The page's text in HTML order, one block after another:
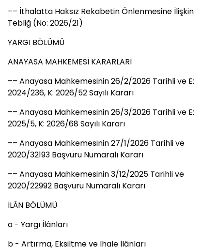
–– İthalatta Haksız Rekabetin Önlenmesine İlişkin
Tebliğ (No: 2026/21)
YARGI BÖLÜMÜ
ANAYASA MAHKEMESİ KARARLARI
–– Anayasa Mahkemesinin 26/2/2026 Tarihli ve E:
2024/236, K: 2026/52 Sayılı Kararı
–– Anayasa Mahkemesinin 26/3/2026 Tarihli ve E:
2025/5, K: 2026/68 Sayılı Kararı
–– Anayasa Mahkemesinin 27/1/2026 Tarihli ve
2020/32193 Başvuru Numaralı Kararı
–– Anayasa Mahkemesinin 3/12/2025 Tarihli ve
2020/22992 Başvuru Numaralı Kararı
İLÂN BÖLÜMÜ
a - Yargı İlânları
b - Artırma, Eksiltme ve İhale İlânları